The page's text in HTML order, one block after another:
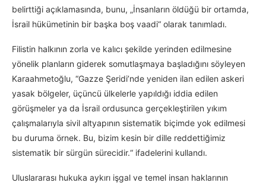
belirttiği açıklamasında, bunu, „İnsanların öldüğü bir ortamda,
İsrail hükümetinin bir başka boş vaadi“ olarak tanımladı.
Filistin halkının zorla ve kalıcı şekilde yerinden edilmesine
yönelik planların giderek somutlaşmaya başladığını söyleyen
Karaahmetoğlu, “Gazze Şeridi’nde yeniden ilan edilen askeri
yasak bölgeler, üçüncü ülkelerle yapıldığı iddia edilen
görüşmeler ya da İsrail ordusunca gerçekleştirilen yıkım
çalışmalarıyla sivil altyapının sistematik biçimde yok edilmesi
bu duruma örnek. Bu, bizim kesin bir dille reddettiğimiz
sistematik bir sürgün sürecidir.“ ifadelerini kullandı.
Uluslararası hukuka aykırı işgal ve temel insan haklarının